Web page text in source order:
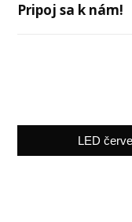
Pripoj sa k nám!
LED